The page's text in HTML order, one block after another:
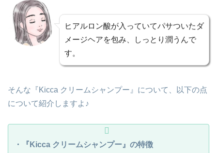
ヒアルロン酸が入っていてパサついたダ
メージヘアを包み、しっとり潤うんで
す。
そんな『Kicca クリームシャンプー』について、以下の点
について紹介しますよ♪
・『Kicca クリームシャンプー』の特徴